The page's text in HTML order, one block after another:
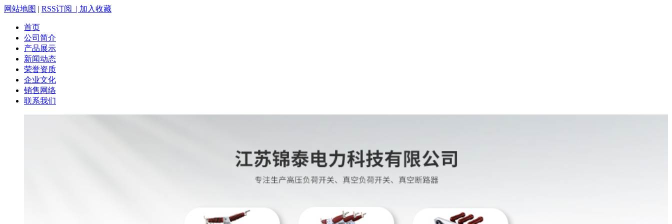
网站地图 | RSS订阅 | 加入收藏
首页
公司简介
产品展示
新闻动态
荣誉资质
企业文化
销售网络
联系我们